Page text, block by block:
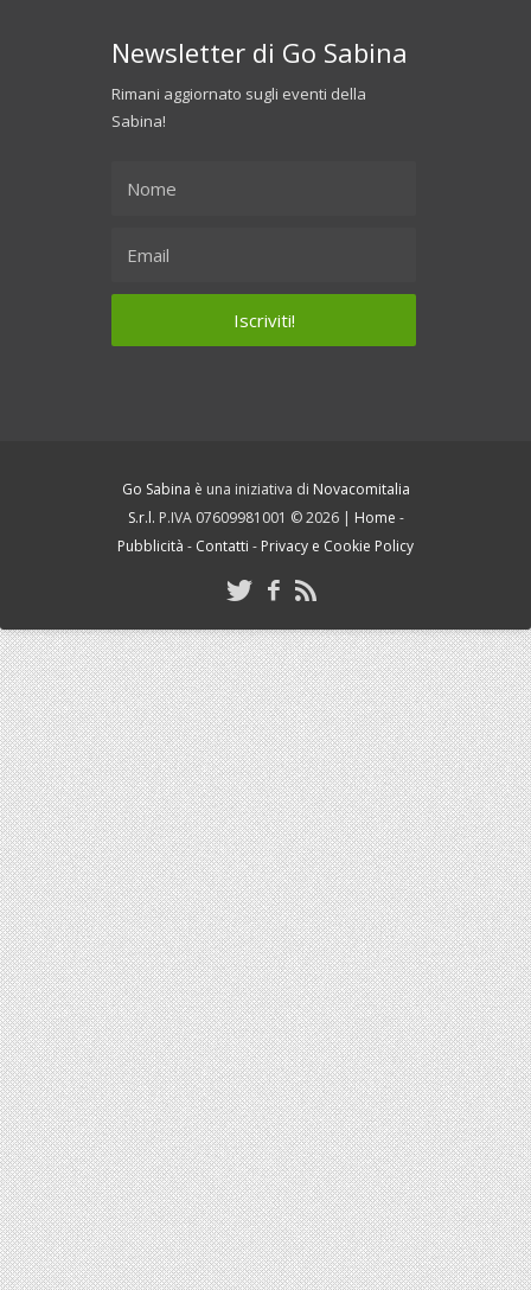
Newsletter di Go Sabina
Rimani aggiornato sugli eventi della
Sabina!
Go Sabina è una iniziativa di Novacomitalia
S.r.l. P.IVA 07609981001 © 2026 | Home -
Pubblicità - Contatti - Privacy e Cookie Policy